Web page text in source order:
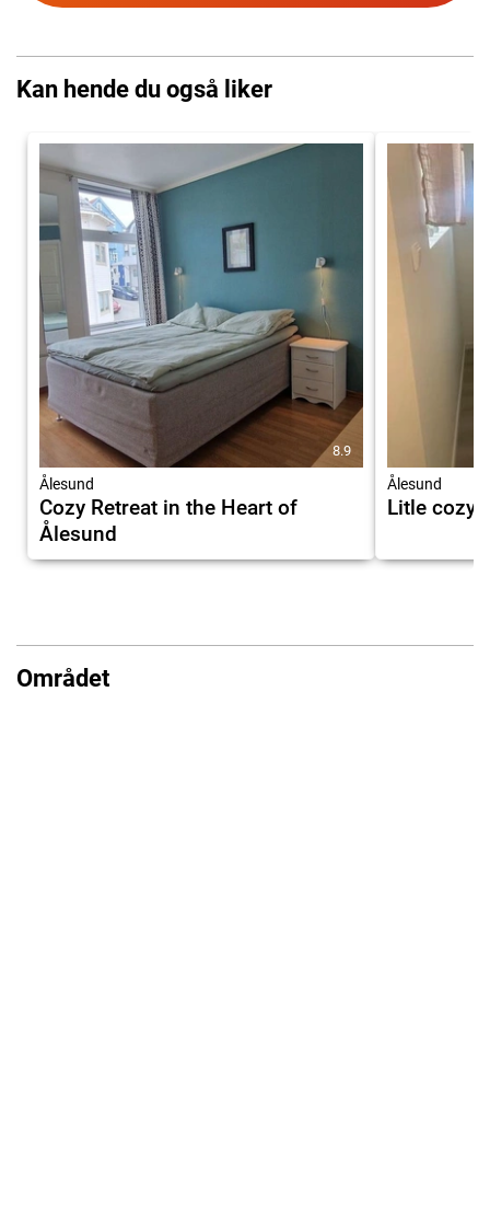
Kan hende du også liker
8.9
Ålesund
Cozy Retreat in the Heart of
Ålesund
Ålesund
Litle cozy
Området